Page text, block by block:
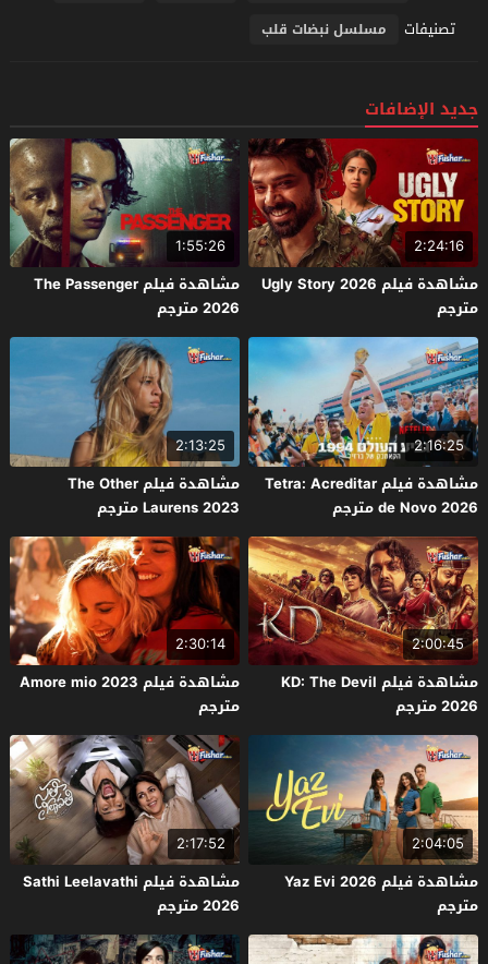
تصنيفات مسلسل نبضات قلب
جديد الإضافات
2:24:16
مشاهدة فيلم Ugly Story 2026
مترجم
1:55:26
مشاهدة فيلم The Passenger
2026 مترجم
2:16:25
مشاهدة فيلم Tetra: Acreditar
de Novo 2026 مترجم
2:13:25
مشاهدة فيلم The Other
Laurens 2023 مترجم
2:00:45
مشاهدة فيلم KD: The Devil
2026 مترجم
2:30:14
مشاهدة فيلم Amore mio 2023
مترجم
2:04:05
مشاهدة فيلم Yaz Evi 2026
مترجم
2:17:52
مشاهدة فيلم Sathi Leelavathi
2026 مترجم